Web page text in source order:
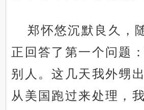
郑怀悠沉默良久，
正回答了第一个问题
别人。这几天我外甥
从美国跑过来处理，